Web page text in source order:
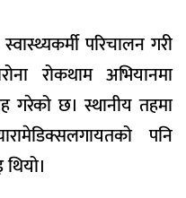
परिचालन गरी
रोकथाम अभियानमा
गरेको छ। स्थानीय तहमा
पनि